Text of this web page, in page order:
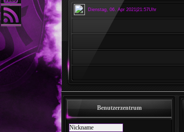
Dienstag, 06. Apr 2021|21:57Uhr
Benutzerzentrum